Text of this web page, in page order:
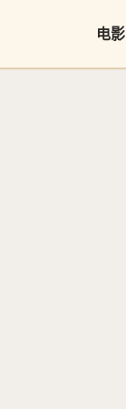
电影